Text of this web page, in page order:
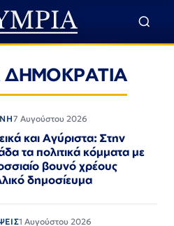
7 Αυγούστου 2026
και Αγύριστα: Στην
τα πολιτικά κόμματα με
βουνό χρέους
δημοσίευμα
1 Αυγούστου 2026